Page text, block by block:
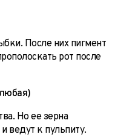
После них пигмент
рот после
Но ее зерна
ведут к пульпиту.